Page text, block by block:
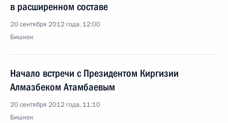
в расширенном составе
20 сентября 2012 года, 12:00
Бишкек
Начало встречи с Президентом Киргизии
Алмазбеком Атамбаевым
20 сентября 2012 года, 11:10
Бишкек